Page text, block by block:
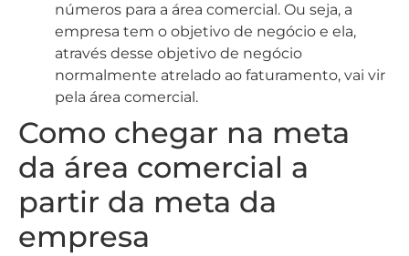
números para a área comercial. Ou seja, a
empresa tem o objetivo de negócio e ela,
através desse objetivo de negócio
normalmente atrelado ao faturamento, vai vir
pela área comercial.
Como chegar na meta
da área comercial a
partir da meta da
empresa